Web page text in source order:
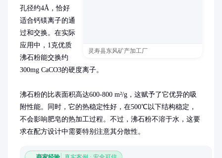
灵寿县东风矿产加工厂
孔径约4Å，恰好
适合钙镁离子的通
过和交换。在实际
应用中，1克优质
沸石粉能交换约
300mg CaCO3的硬度离子。
沸石粉的比表面积高达600-800 m²/g，这赋予了它优异的吸
附性能。同时，它的热稳定性好，在500℃以下结构稳定，
不会影响肥皂的热加工过程。不过，沸石粉不溶于水，这要
求在配方设计中需要特别注意其分散性。